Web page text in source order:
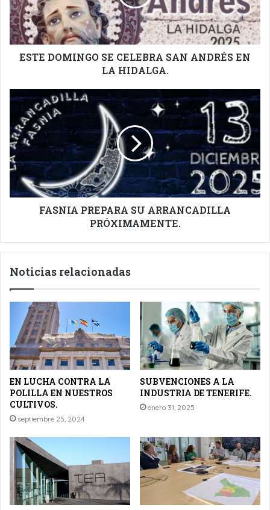
ANDRÉS
EN
LA
HIDALGA.
ESTE DOMINGO SE CELEBRA SAN ANDRÉS EN
LA HIDALGA.
FASNIA
PREPARA
ARRANCADILLA
PRÓXIMAMENTE.
FASNIA PREPARA SU ARRANCADILLA
PRÓXIMAMENTE.
Noticias relacionadas
EN LUCHA CONTRA LA
POLILLA EN NUESTROS
CULTIVOS.
septiembre 25, 2024
SUBVENCIONES A LA
INDUSTRIA DE TENERIFE.
enero 31, 2025